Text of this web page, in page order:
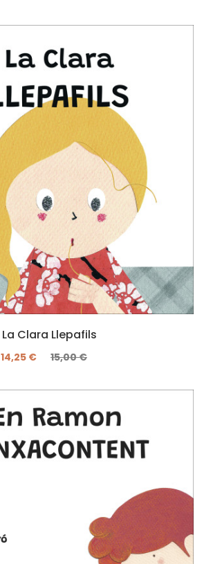
La Clara Llepafils
14,25 € 15,00 €